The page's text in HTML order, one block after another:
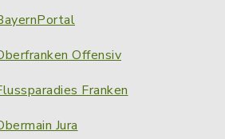
Offensiv
Franken
Jura